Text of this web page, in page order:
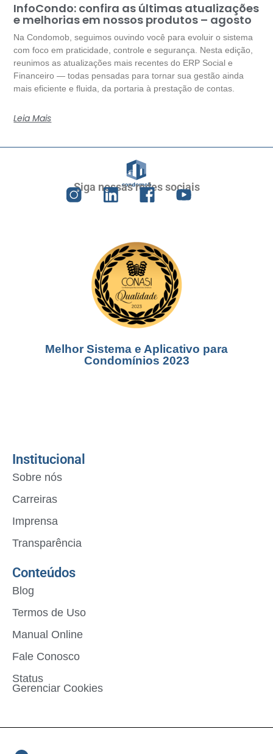
InfoCondo: confira as últimas atualizações
e melhorias em nossos produtos – agosto
Na Condomob, seguimos ouvindo você para evoluir o sistema
com foco em praticidade, controle e segurança. Nesta edição,
reunimos as atualizações mais recentes do ERP Social e
Financeiro — todas pensadas para tornar sua gestão ainda
mais eficiente e fluida, da portaria à prestação de contas.
Leia Mais
Siga nossas redes sociais
Melhor Sistema e Aplicativo para
Condomínios 2023
Institucional
Sobre nós
Carreiras
Imprensa
Transparência
Conteúdos
Blog
Termos de Uso
Manual Online
Fale Conosco
Status
Gerenciar Cookies